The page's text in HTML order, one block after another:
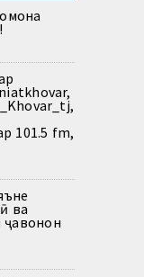
101.5 fm,
ва